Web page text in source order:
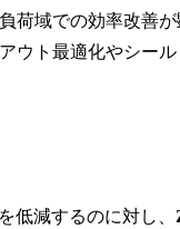
荷域での効率改善
ウト最適化やシー
低減するのに対し、